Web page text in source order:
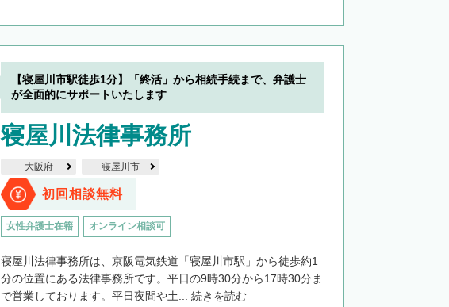
【寝屋川市駅徒歩1分】「終活」から相続手続まで、弁護士
が全面的にサポートいたします
寝屋川法律事務所
大阪府 寝屋川市
初回相談無料
女性弁護士在籍 オンライン相談可
寝屋川法律事務所は、京阪電気鉄道「寝屋川市駅」から徒歩約1
分の位置にある法律事務所です。平日の9時30分から17時30分ま
で営業しております。平日夜間や土... 続きを読む